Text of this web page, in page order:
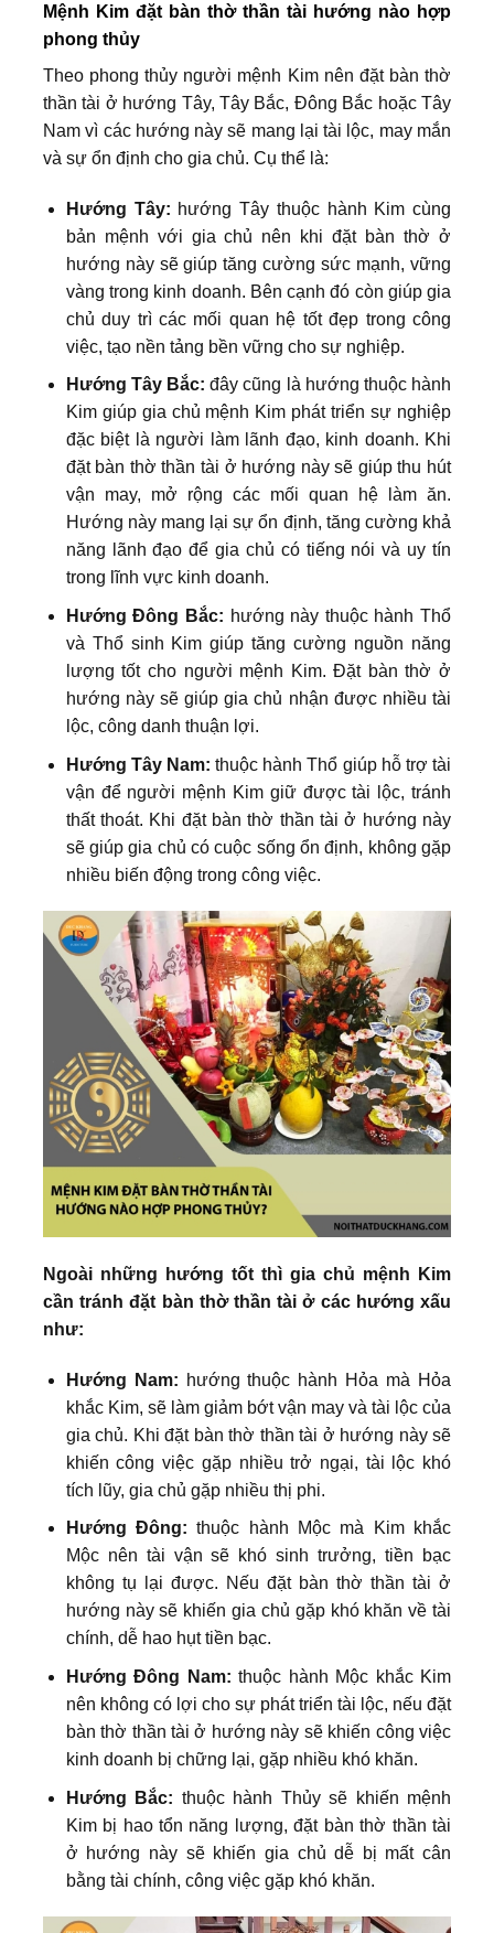
Mệnh Kim đặt bàn thờ thần tài hướng nào hợp
phong thủy
Theo phong thủy người mệnh Kim nên đặt bàn thờ
thần tài ở hướng Tây, Tây Bắc, Đông Bắc hoặc Tây
Nam vì các hướng này sẽ mang lại tài lộc, may mắn
và sự ổn định cho gia chủ. Cụ thể là:
Hướng Tây: hướng Tây thuộc hành Kim cùng
bản mệnh với gia chủ nên khi đặt bàn thờ ở
hướng này sẽ giúp tăng cường sức mạnh, vững
vàng trong kinh doanh. Bên cạnh đó còn giúp gia
chủ duy trì các mối quan hệ tốt đẹp trong công
việc, tạo nền tảng bền vững cho sự nghiệp.
Hướng Tây Bắc: đây cũng là hướng thuộc hành
Kim giúp gia chủ mệnh Kim phát triển sự nghiệp
đặc biệt là người làm lãnh đạo, kinh doanh. Khi
đặt bàn thờ thần tài ở hướng này sẽ giúp thu hút
vận may, mở rộng các mối quan hệ làm ăn.
Hướng này mang lại sự ổn định, tăng cường khả
năng lãnh đạo để gia chủ có tiếng nói và uy tín
trong lĩnh vực kinh doanh.
Hướng Đông Bắc: hướng này thuộc hành Thổ
và Thổ sinh Kim giúp tăng cường nguồn năng
lượng tốt cho người mệnh Kim. Đặt bàn thờ ở
hướng này sẽ giúp gia chủ nhận được nhiều tài
lộc, công danh thuận lợi.
Hướng Tây Nam:thuộc hành Thổ giúp hỗ trợ tài
vận để người mệnh Kim giữ được tài lộc, tránh
thất thoát. Khi đặt bàn thờ thần tài ở hướng này
sẽ giúp gia chủ có cuộc sống ổn định, không gặp
nhiều biến động trong công việc.
Ngoài những hướng tốt thì gia chủ mệnh Kim
cần tránh đặt bàn thờ thần tài ở các hướng xấu
như:
Hướng Nam: hướng thuộc hành Hỏa mà Hỏa
khắc Kim, sẽ làm giảm bớt vận may và tài lộc của
gia chủ. Khi đặt bàn thờ thần tài ở hướng này sẽ
khiến công việc gặp nhiều trở ngại, tài lộc khó
tích lũy, gia chủ gặp nhiều thị phi.
Hướng Đông:thuộc hành Mộc mà Kim khắc
Mộc nên tài vận sẽ khó sinh trưởng, tiền bạc
không tụ lại được. Nếu đặt bàn thờ thần tài ở
hướng này sẽ khiến gia chủ gặp khó khăn về tài
chính, dễ hao hụt tiền bạc.
Hướng Đông Nam:thuộc hành Mộc khắc Kim
nên không có lợi cho sự phát triển tài lộc, nếu đặt
bàn thờ thần tài ở hướng này sẽ khiến công việc
kinh doanh bị chững lại, gặp nhiều khó khăn.
Hướng Bắc: thuộc hành Thủy sẽ khiến mệnh
Kim bị hao tổn năng lượng, đặt bàn thờ thần tài
ở hướng này sẽ khiến gia chủ dễ bị mất cân
bằng tài chính, công việc gặp khó khăn.